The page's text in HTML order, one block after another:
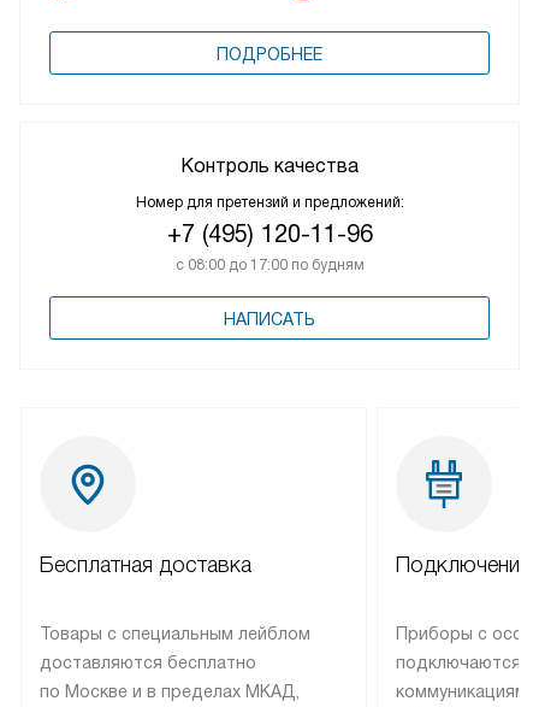
ПОДРОБНЕЕ
Контроль качества
Номер для претензий и предложений:
+7 (495) 120-11-96
с 08:00 до 17:00 по будням
НАПИСАТЬ
Бесплатная доставка
Товары с специальным лейблом
доставляются бесплатно
по Москве и в пределах МКАД,
Подключение
Приборы с
подключаются к
коммуникациям